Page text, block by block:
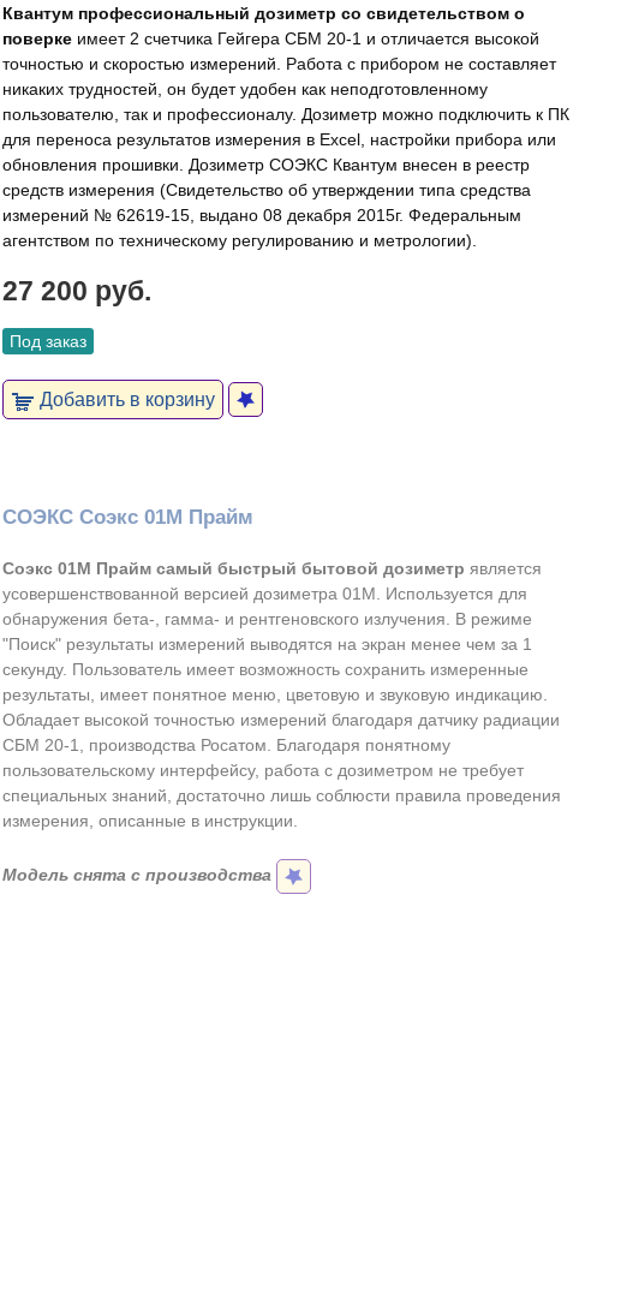
Квантум профессиональный дозиметр со свидетельством о
поверкеимеет 2 счетчика Гейгера СБМ 20-1 и отличается высокой
точностью и скоростью измерений. Работа с прибором не составляет
никаких трудностей, он будет удобен как неподготовленному
пользователю, так и профессионалу. Дозиметр можно подключить к ПК
для переноса результатов измерения в Excel, настройки прибора или
обновления прошивки. Дозиметр СОЭКС Квантум внесен в реестр
средств измерения (Свидетельство об утверждении типа средства
измерений № 62619-15, выдано 08 декабря 2015г. Федеральным
агентством по техническому регулированию и метрологии).
27 200 руб.
Под заказ
Добавить в корзину
СОЭКС Соэкс 01М Прайм
Соэкс 01М Прайм самый быстрый бытовой дозиметр является
усовершенствованной версией дозиметра 01М. Используется для
обнаружения бета-, гамма- и рентгеновского излучения. В режиме
"Поиск" результаты измерений выводятся на экран менее чем за 1
секунду. Пользователь имеет возможность сохранить измеренные
результаты, имеет понятное меню, цветовую и звуковую индикацию.
Обладает высокой точностью измерений благодаря датчику радиации
СБМ 20-1, производства Росатом. Благодаря понятному
пользовательскому интерфейсу, работа с дозиметром не требует
специальных знаний, достаточно лишь соблюсти правила проведения
измерения, описанные в инструкции.
Модель снята с производства